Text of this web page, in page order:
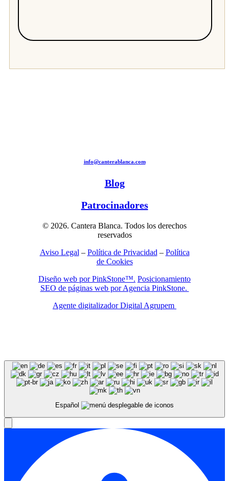
info@canterablanca.com
Blog
Patrocinadores
© 2026. Cantera Blanca. Todos los derechos
reservados
Aviso Legal – Política de Privacidad – Política
de Cookies
Diseño web por PinkStone™. Posicionamiento
SEO de páginas web por Agencia PinkStone.
Agente digitalizador Digital Agrupem
Español